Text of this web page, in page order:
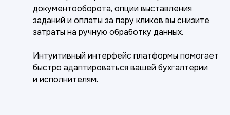
документооборота, опции выставления
заданий и оплаты за пару кликов вы снизите
затраты на ручную обработку данных.
Интуитивный интерфейс платформы помогает
быстро адаптироваться вашей бухгалтерии
и исполнителям.